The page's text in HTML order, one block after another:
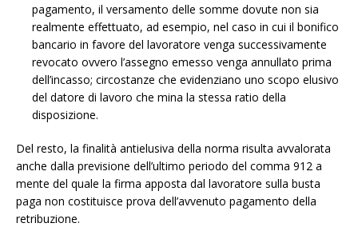
pagamento, il versamento delle somme dovute non sia
realmente effettuato, ad esempio, nel caso in cui il bonifico
bancario in favore del lavoratore venga successivamente
revocato ovvero l’assegno emesso venga annullato prima
dell’incasso; circostanze che evidenziano uno scopo elusivo
del datore di lavoro che mina la stessa ratio della
disposizione.
Del resto, la finalità antielusiva della norma risulta avvalorata
anche dalla previsione dell’ultimo periodo del comma 912 a
mente del quale la firma apposta dal lavoratore sulla busta
paga non costituisce prova dell’avvenuto pagamento della
retribuzione.